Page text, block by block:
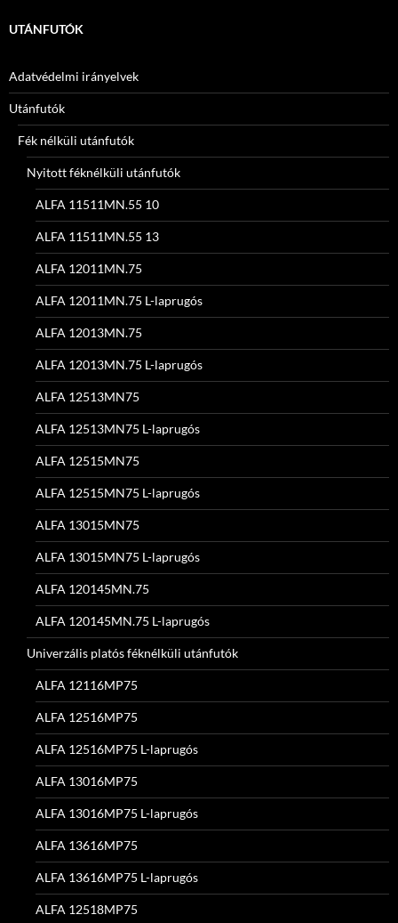
UTÁNFUTÓK
Adatvédelmi irányelvek
Utánfutók
Fék nélküli utánfutók
Nyitott féknélküli utánfutók
ALFA 11511MN.55 10
ALFA 11511MN.55 13
ALFA 12011MN.75
ALFA 12011MN.75 L-laprugós
ALFA 12013MN.75
ALFA 12013MN.75 L-laprugós
ALFA 12513MN75
ALFA 12513MN75 L-laprugós
ALFA 12515MN75
ALFA 12515MN75 L-laprugós
ALFA 13015MN75
ALFA 13015MN75 L-laprugós
ALFA 120145MN.75
ALFA 120145MN.75 L-laprugós
Univerzális platós féknélküli utánfutók
ALFA 12116MP75
ALFA 12516MP75
ALFA 12516MP75 L-laprugós
ALFA 13016MP75
ALFA 13016MP75 L-laprugós
ALFA 13616MP75
ALFA 13616MP75 L-laprugós
ALFA 12518MP75